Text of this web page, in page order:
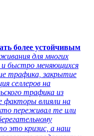
более устойчивым
для многих
и быстро меняющихся
трафика, закрытие
селлеров на
трафика из
факторы влияли на
переживал те или
это кризис, а наш